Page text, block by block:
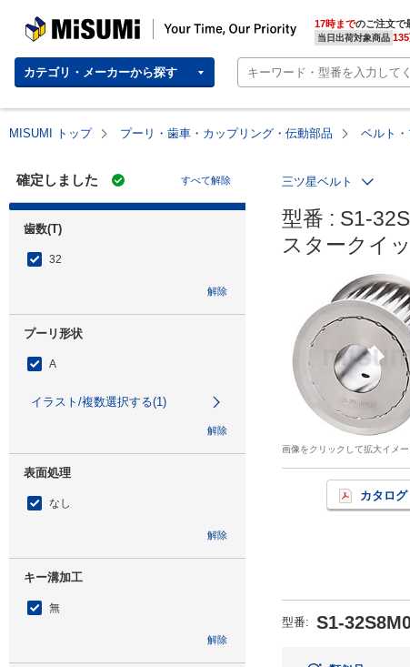
MISUMI | Your Time, Our Priority 17時までのご注文で
当日出荷対象商品
カテゴリ・メーカーから探す
MISUMI トップ プーリ・歯車・カップリング・伝動部品 ベルト
確定しました すべて解除
歯数(T)
32
解除
プーリ形状
A
イラスト/複数選択する(1)
解除
表面処理
なし
解除
キー溝加工
無
解除
三ツ星ベルト
型番 : S1-
スタークイ
画像をクリックして拡大イメ
カタログ
型番: S1-